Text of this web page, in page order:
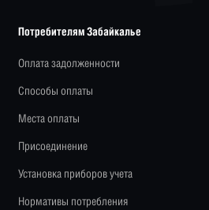
Потребителям Забайкалье
Оплата задолженности
Способы оплаты
Места оплаты
Присоединение
Установка приборов учета
Нормативы потребления